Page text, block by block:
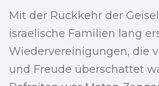
Mit der Rückkehr der
israelische Familien lang
Wiedervereinigungen, die
und Freude überschattet